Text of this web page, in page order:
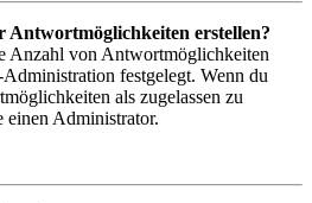
Antwortmöglichkeiten erstellen?
Anzahl von Antwortmöglichkeiten
festgelegt. Wenn du
als zugelassen zu
einen Administrator.